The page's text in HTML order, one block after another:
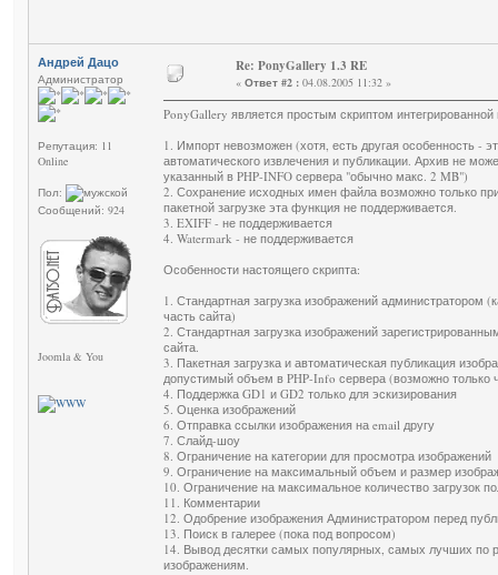
Андрей Дацо
Администратор
Репутация: 11
Online
Пол:
Сообщений: 924
Joomla & You
Re: PonyGallery 1.3 RE
« Ответ #2 : 04.08.2005 11:32 »
PonyGallery является простым скриптом
1. Импорт невозможен (хотя, есть другая особенность -
автоматического извлечения и публикации. Архив не
указанный в PHP-INFO сервера "обычно макс. 2 MB")
2. Сохранение исходных имен файла возможно только
пакетной загрузке эта функция не поддерживается.
3. EXIFF - не поддерживается
4. Watermark - не поддерживается
Особенности настоящего скрипта:
1. Стандартная загрузка изображений администратором
часть сайта)
2. Стандартная загрузка изображений
сайта.
3. Пакетная загрузка и автоматическая публикация
допустимый объем в PHP-Info сервера (возможно только
4. Поддержка GD1 и GD2 только для эскизирования
5. Оценка изображений
6. Отправка ссылки изображения на email другу
7. Слайд-шоу
8. Ограничение на категории для просмотра изображений
9. Ограничение на максимальный объем и размер
10. Ограничение на максимальное количество загрузок
11. Комментарии
12. Одобрение изображения Администратором перед
13. Поиск в галерее (пока под вопросом)
14. Вывод десятки самых популярных, самых лучших по
изображениям.